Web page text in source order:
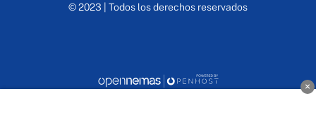
© 2023 | Todos los derechos reservados
×